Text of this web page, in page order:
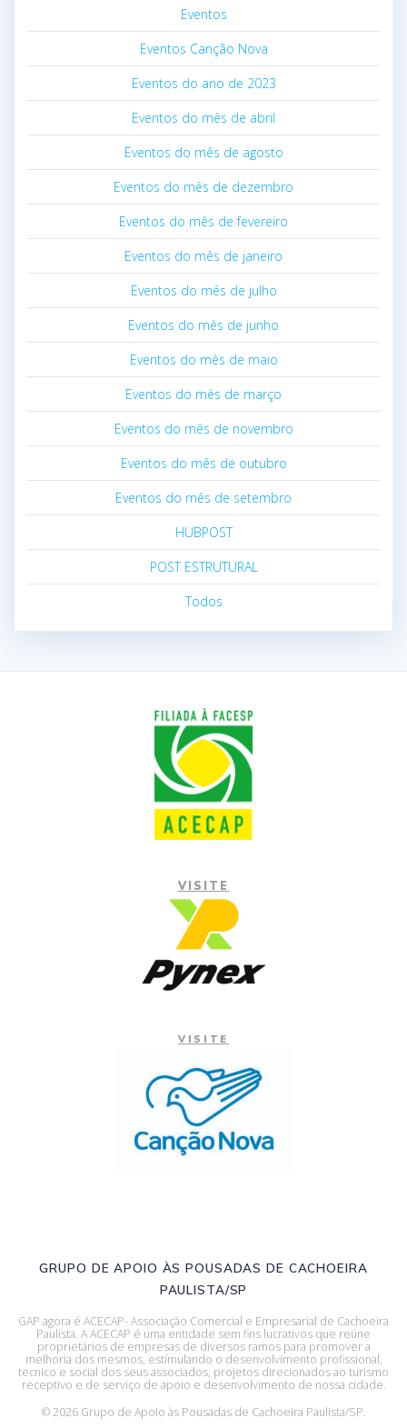
Eventos
Eventos Canção Nova
Eventos do ano de 2023
Eventos do mês de abril
Eventos do mês de agosto
Eventos do mês de dezembro
Eventos do mês de fevereiro
Eventos do mês de janeiro
Eventos do mês de julho
Eventos do mês de junho
Eventos do mês de maio
Eventos do mês de março
Eventos do mês de novembro
Eventos do mês de outubro
Eventos do mês de setembro
HUBPOST
POST ESTRUTURAL
Todos
GRUPO DE APOIO ÀS POUSADAS DE CACHOEIRA
PAULISTA/SP
GAP agora é ACECAP- Associação Comercial e Empresarial de Cachoeira
Paulista. A ACECAP é uma entidade sem fins lucrativos que reúne
proprietários de empresas de diversos ramos para promover a
melhoria dos mesmos, estímulando o desenvolvimento profissional,
tecnico e social dos seus associados, projetos direcionados ao turismo
receptivo e de serviço de apoio e desenvolvimento de nossa cidade.
© 2026 Grupo de Apoio às Pousadas de Cachoeira Paulista/SP.
VISITE
VISITE